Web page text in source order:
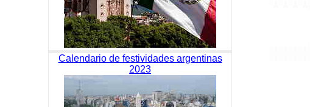
Calendario de festividades argentinas
2023